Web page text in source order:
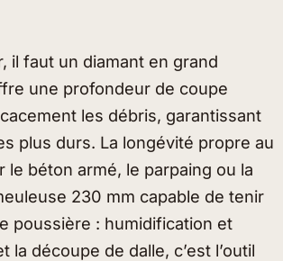
il faut un diamant en grand
une profondeur de coupe
les débris, garantissant
plus durs. La longévité propre au
le béton armé, le parpaing ou la
230 mm capable de tenir
poussière : humidification et
découpe de dalle, c’est l’outil